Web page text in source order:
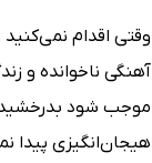
وقتی اقدام
آهنگی ناخوانده و
موجب شود بدرخشید
هیجان‌انگیزی پیدا